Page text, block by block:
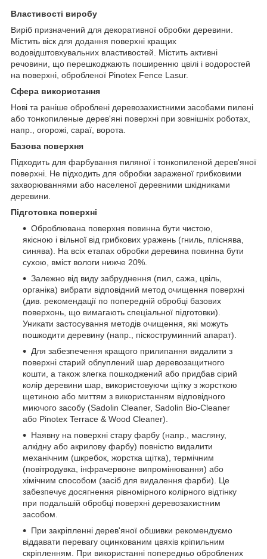
Властивості виробу
Виріб призначений для декоративної обробки деревини.
Містить віск для додання поверхні кращих
водовідштовхувальних властивостей. Містить активні
речовини, що перешкоджають поширенню цвілі і водоростей
на поверхні, обробленої Pinotex Fence Lasur.
Сфера використання
Нові та раніше оброблені деревозахистними засобами пилені
або тонкопиленые дерев'яні поверхні при зовнішніх роботах,
напр., огорожі, сараї, ворота.
Базова поверхня
Підходить для фарбування пиляної і тонкопиленой дерев'яної
поверхні. Не підходить для обробки зараженої грибковими
захворюваннями або населеної деревними шкідниками
деревини.
Підготовка поверхні
Оброблювана поверхня повинна бути чистою,
якісною і вільної від грибкових уражень (гниль, пліснява,
синява). На всіх етапах обробки деревина повинна бути
сухою, вміст вологи нижче 20%.
Залежно від виду забруднення (пил, сажа, цвіль,
органіка) вибрати відповідний метод очищення поверхні
(див. рекомендації по попередній обробці базових
поверхонь, що вимагають спеціальної підготовки).
Уникати застосування методів очищення, які можуть
пошкодити деревину (напр., піскоструминний апарат).
Для забезпечення кращого прилипання видалити з
поверхні старий облуплений шар деревозащитного
кошти, а також злегка пошкоджений або придбав сірий
колір деревини шар, використовуючи щітку з жорсткою
щетиною або миттям з використанням відповідного
миючого засобу (Sadolin Cleaner, Sadolin Bio-Cleaner
або Pinotex Terrace & Wood Cleaner).
Наявну на поверхні стару фарбу (напр., масляну,
алкідну або акрилову фарбу) повністю видалити
механічним (шкребок, жорстка щітка), термічним
(повітродувка, інфрачервоне випромінювання) або
хімічним способом (засіб для видалення фарби). Це
забезпечує досягнення рівномірного колірного відтінку
при подальшій обробці поверхні деревозахистним
засобом.
При закріпленні дерев'яної обшивки рекомендуємо
віддавати перевагу оцинкованим цвяхів кріпильним
скріпленням. При використанні попередньо оброблених